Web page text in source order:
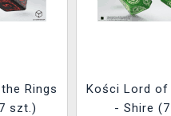
Rings
szt.)
Kości Lord of
- Shire